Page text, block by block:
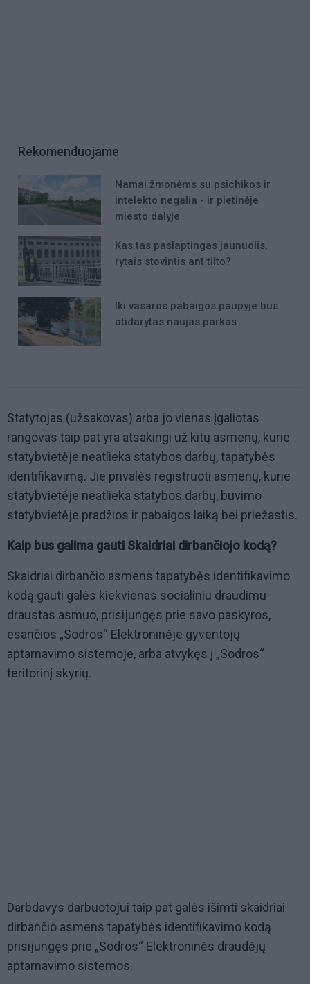
Rekomenduojame
Namai žmonėms su psichikos ir
intelekto negalia - ir pietinėje
miesto dalyje
Kas tas paslaptingas jaunuolis,
rytais stovintis ant tilto?
Iki vasaros pabaigos paupyje bus
atidarytas naujas parkas
Statytojas (užsakovas) arba jo vienas įgaliotas
rangovas taip pat yra atsakingi už kitų asmenų, kurie
statybvietėje neatlieka statybos darbų, tapatybės
identifikavimą. Jie privalės registruoti asmenų, kurie
statybvietėje neatlieka statybos darbų, buvimo
statybvietėje pradžios ir pabaigos laiką bei priežastis.
Kaip bus galima gauti Skaidriai dirbančiojo kodą?
Skaidriai dirbančio asmens tapatybės identifikavimo
kodą gauti galės kiekvienas socialiniu draudimu
draustas asmuo, prisijungęs prie savo paskyros,
esančios „Sodros“ Elektroninėje gyventojų
aptarnavimo sistemoje, arba atvykęs į „Sodros“
teritorinį skyrių.
Darbdavys darbuotojui taip pat galės išimti skaidriai
dirbančio asmens tapatybės identifikavimo kodą
prisijungęs prie „Sodros“ Elektroninės draudėjų
aptarnavimo sistemos.